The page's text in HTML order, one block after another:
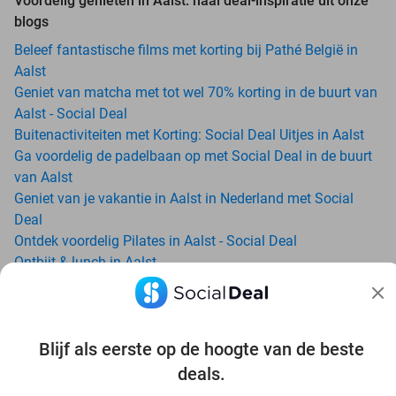
Blijf als eerste op de hoogte van de beste
deals.
blogs
Beleef fantastische films met korting bij Pathé België in
Aalst
Geniet van matcha met tot wel 70% korting in de buurt van
Aalst - Social Deal
Buitenactiviteiten met Korting: Social Deal Uitjes in Aalst
Ga voordelig de padelbaan op met Social Deal in de buurt
van Aalst
Geniet van je vakantie in Aalst in Nederland met Social
Deal
Ontdek voordelig Pilates in Aalst - Social Deal
Ontbijt & lunch in Aalst
All-You-Can-Eat in Aalst
Avondje uit in regio Aalst? Ontdek 6x inspiratie voor een
Date ideeën voor Aalst en omgeving: ontdek 16 tips voor